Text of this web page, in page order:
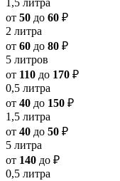
1,5 литра
от 50 до 60 ₽
2 литра
от 60 до 80 ₽
5 литров
от 110 до 170 ₽
0,5 литра
от 40 до 150 ₽
1,5 литра
от 40 до 50 ₽
5 литра
от 140 до ₽
0,5 литра